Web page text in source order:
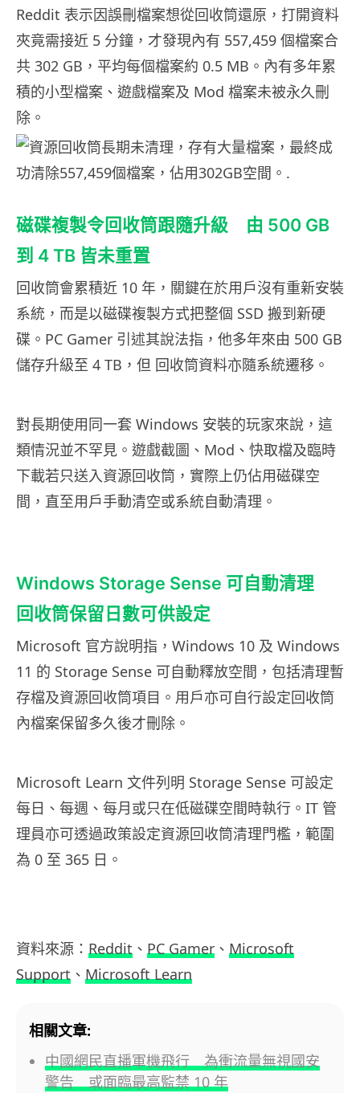
Reddit 表示因誤刪檔案想從回收筒還原，打開資料
夾竟需接近 5 分鐘，才發現內有 557,459 個檔案合
共 302 GB，平均每個檔案約 0.5 MB。內有多年累
積的小型檔案、遊戲檔案及 Mod 檔案未被永久刪
除。
磁碟複製令回收筒跟隨升級 由 500 GB
到 4 TB 皆未重置
回收筒會累積近 10 年，關鍵在於用戶沒有重新安裝
系統，而是以磁碟複製方式把整個 SSD 搬到新硬
碟。PC Gamer 引述其說法指，他多年來由 500 GB
儲存升級至 4 TB，但 回收筒資料亦隨系統遷移。
對長期使用同一套 Windows 安裝的玩家來說，這
類情況並不罕見。遊戲截圖、Mod、快取檔及臨時
下載若只送入資源回收筒，實際上仍佔用磁碟空
間，直至用戶手動清空或系統自動清理。
Windows Storage Sense 可自動清理
回收筒保留日數可供設定
Microsoft 官方說明指，Windows 10 及 Windows
11 的 Storage Sense 可自動釋放空間，包括清理暫
存檔及資源回收筒項目。用戶亦可自行設定回收筒
內檔案保留多久後才刪除。
Microsoft Learn 文件列明 Storage Sense 可設定
每日、每週、每月或只在低磁碟空間時執行。IT 管
理員亦可透過政策設定資源回收筒清理門檻，範圍
為 0 至 365 日。
資料來源： Reddit 、 PC Gamer 、 Microsoft
Support 、 Microsoft Learn
相關文章:
中國網民直播軍機飛行 為衝流量無視國安
警告 或面臨最高監禁 10 年